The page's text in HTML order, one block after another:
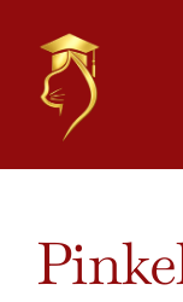
content
Larger
Image